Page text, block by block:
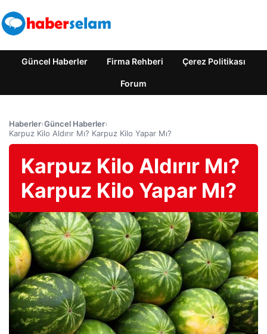
Güncel Haberler Firma Rehberi Çerez Politikası
Forum
Haberler›Güncel Haberler›
Karpuz Kilo Aldırır Mı? Karpuz Kilo Yapar Mı?
Karpuz Kilo Aldırır Mı?
Karpuz Kilo Yapar Mı?